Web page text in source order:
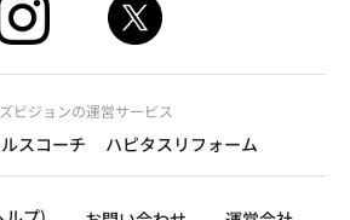
ビジョンの運営サービス
スコーチ ハピタスリフォーム